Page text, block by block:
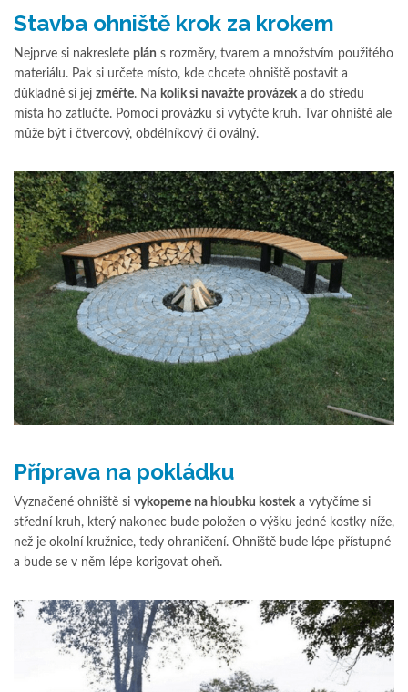
Stavba ohniště krok za krokem
Nejprve si nakreslete plán s rozměry, tvarem a množstvím použitého
materiálu. Pak si určete místo, kde chcete ohniště postavit a
důkladně si jej změřte. Na kolík si navažte provázeka do středu
místa ho zatlučte. Pomocí provázku si vytyčte kruh. Tvar ohniště ale
může být i čtvercový, obdélníkový či oválný.
Příprava na pokládku
Vyznačené ohniště si vykopeme na hloubku kosteka vytyčíme si
střední kruh, který nakonec bude položen o výšku jedné kostky níže,
než je okolní kružnice, tedy ohraničení. Ohniště bude lépe přístupné
a bude se v něm lépe korigovat oheň.